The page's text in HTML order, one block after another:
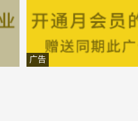
面议 08-06
面议 08-06
广告